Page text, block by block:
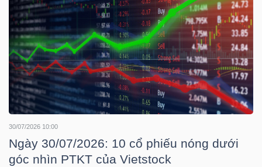
30/07/2026 10:00
Ngày 30/07/2026: 10 cổ phiếu nóng dưới
góc nhìn PTKT của Vietstock
CHĂM
SÓC
SỨC
KHỎE
TÀI
CHÍNH